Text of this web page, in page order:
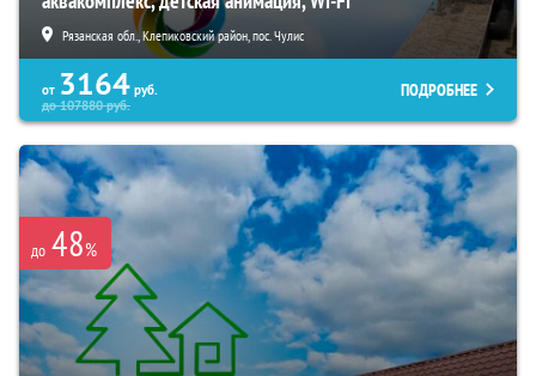
Рязанская обл., Клепиковский район, пос. Чулис
от 3164 руб.
до107880руб.
ПОДРОБНЕЕ
до 48%